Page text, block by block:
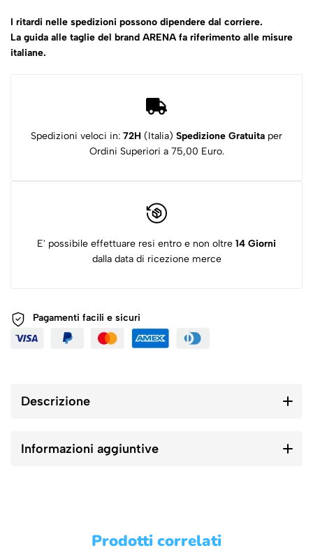
I ritardi nelle spedizioni possono dipendere dal corriere.
La guida alle taglie del brand ARENA fa riferimento alle misure
italiane.
Spedizioni veloci in: 72H (Italia) Spedizione Gratuita per
Ordini Superiori a 75,00 Euro.
E' possibile effettuare resi entro e non oltre 14 Giorni
dalla data di ricezione merce
Pagamenti facili e sicuri
Descrizione
Informazioni aggiuntive
Prodotti correlati